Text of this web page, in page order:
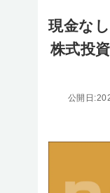
現金な
株式投
公開日